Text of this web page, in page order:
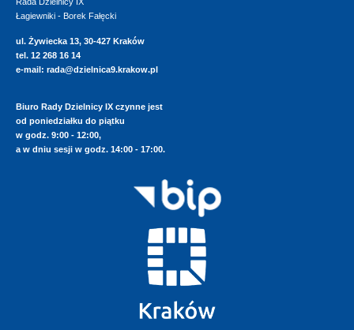
Łagiewniki - Borek Fałęcki
ul. Żywiecka 13, 30-427 Kraków
tel. 12 268 16 14
e-mail: rada@dzielnica9.krakow.pl
Biuro Rady Dzielnicy IX czynne jest
od poniedziałku do piątku
w godz. 9:00 - 12:00,
a w dniu sesji w godz. 14:00 - 17:00.